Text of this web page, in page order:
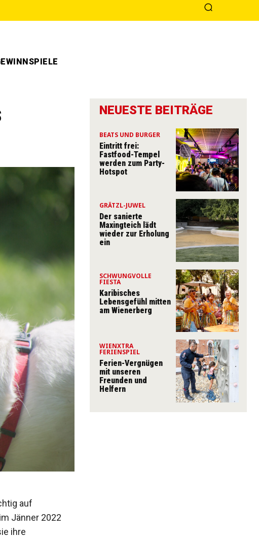
auf
Jänner 2022
ihre
NEUESTE BEITRÄGE
BEATS UND BURGER
Eintritt frei:
Fastfood-Tempel
werden zum Party-
Hotspot
GRÄTZL-JUWEL
Der sanierte
Maxingteich lädt
wieder zur Erholung
ein
SCHWUNGVOLLE
FIESTA
Karibisches
Lebensgefühl mitten
am Wienerberg
WIENXTRA
FERIENSPIEL
Ferien-Vergnügen
mit unseren
Freunden und
Helfern